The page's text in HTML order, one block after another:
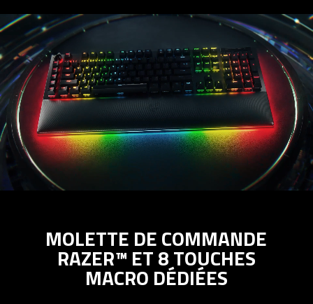
MOLETTE DE COMMANDE
RAZER™ ET 8 TOUCHES
MACRO DÉDIÉES